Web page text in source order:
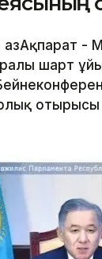
-
шарт
отырысы